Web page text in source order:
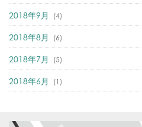
2018年9月 (4)
2018年8月 (6)
2018年7月 (5)
2018年6月 (1)